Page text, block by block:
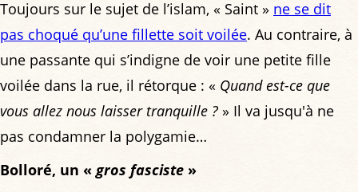
Toujours sur le sujet de l’islam, « Saint » ne se dit
pas choqué qu’une fillette soit voilée. Au contraire, à
une passante qui s’indigne de voir une petite fille
voilée dans la rue, il rétorque : « Quand est-ce que
vous allez nous laisser tranquille ? » Il va jusqu'à ne
pas condamner la polygamie…
Bolloré, un « gros fasciste »